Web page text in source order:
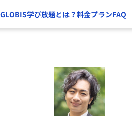
GLOBIS学び放題とは？料金プランFAQ